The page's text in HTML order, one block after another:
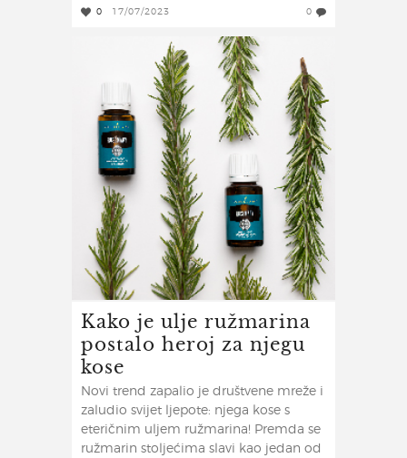
0 17/07/2023 0
Kako je ulje ružmarina
postalo heroj za njegu
kose
Novi trend zapalio je društvene mreže i
zaludio svijet ljepote: njega kose s
eteričnim uljem ružmarina! Premda se
ružmarin stoljećima slavi kao jedan od